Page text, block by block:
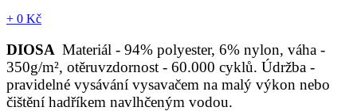
+ 0 Kč
DIOSA Materiál - 94% polyester, 6% nylon, váha -
350g/m², otěruvzdornost - 60.000 cyklů. Údržba -
pravidelné vysávání vysavačem na malý výkon nebo
čištění hadříkem navlhčeným vodou.